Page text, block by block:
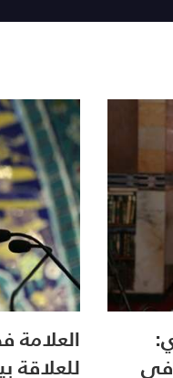
في
للعلاقة